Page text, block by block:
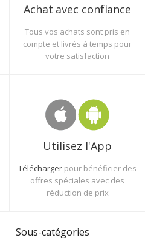
Achat avec confiance
Tous vos achats sont pris en
compte et livrés à temps pour
votre satisfaction
Utilisez l'App
Télécharger pour bénéficier des
offres spéciales avec des
réduction de prix
Sous-catégories